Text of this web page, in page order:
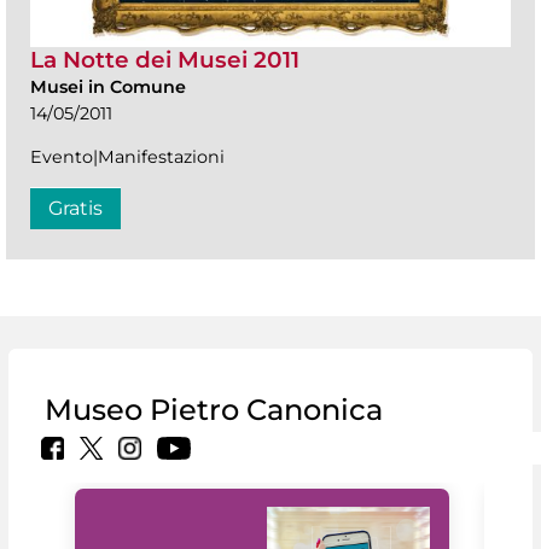
La Notte dei Musei 2011
Musei in Comune
14/05/2011
Evento|Manifestazioni
Gratis
Museo Pietro Canonica